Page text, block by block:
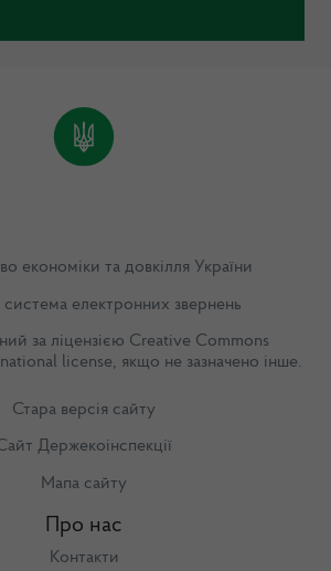
економіки та довкілля України
електронних звернень
за ліцензією Creative Commons
license, якщо не зазначено інше.
Стара версія сайту
Держекоінспекції
Мапа сайту
Про нас
Контакти